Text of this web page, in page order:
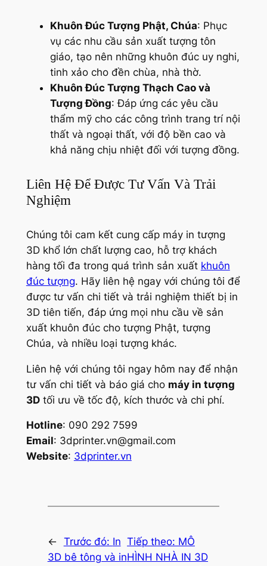
Khuôn Đúc Tượng Phật, Chúa: Phục
vụ các nhu cầu sản xuất tượng tôn
giáo, tạo nên những khuôn đúc uy nghi,
tinh xảo cho đền chùa, nhà thờ.
Khuôn Đúc Tượng Thạch Cao và
Tượng Đồng: Đáp ứng các yêu cầu
thẩm mỹ cho các công trình trang trí nội
thất và ngoại thất, với độ bền cao và
khả năng chịu nhiệt đối với tượng đồng.
Liên Hệ Để Được Tư Vấn Và Trải
Nghiệm
Chúng tôi cam kết cung cấp máy in tượng
3D khổ lớn chất lượng cao, hỗ trợ khách
hàng tối đa trong quá trình sản xuất khuôn
đúc tượng. Hãy liên hệ ngay với chúng tôi để
được tư vấn chi tiết và trải nghiệm thiết bị in
3D tiên tiến, đáp ứng mọi nhu cầu về sản
xuất khuôn đúc cho tượng Phật, tượng
Chúa, và nhiều loại tượng khác.
Liên hệ với chúng tôi ngay hôm nay để nhận
tư vấn chi tiết và báo giá cho máy in tượng
3Dtối ưu về tốc độ, kích thước và chi phí.
Hotline: 090 292 7599
Email: 3dprinter.vn@gmail.com
Website: 3dprinter.vn
← Trước đó: In
3D bê tông và in
Tiếp theo: MÔ
HÌNH NHÀ IN 3D